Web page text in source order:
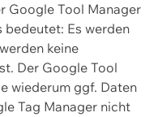
Google Tool Manager
Es werden
keine
Der Google Tool
wiederum ggf. Daten
Tag Manager nicht